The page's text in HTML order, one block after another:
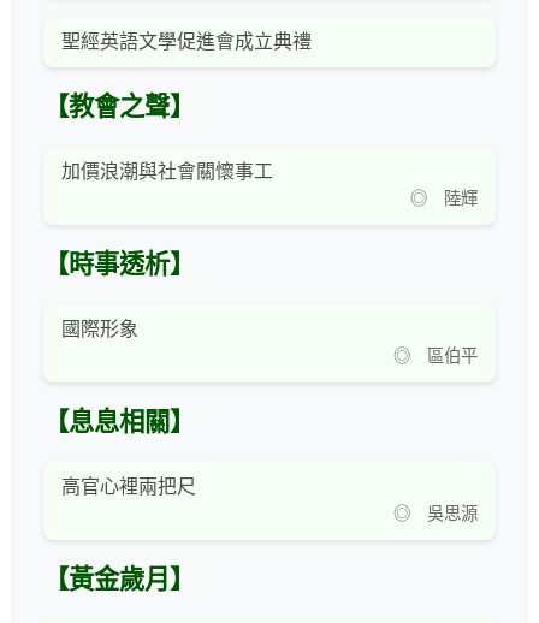
聖經英語文學促進會成立典禮
【教會之聲】
加價浪潮與社會關懷事工
◎ 陸輝
【時事透析】
國際形象
◎ 區伯平
【息息相關】
高官心裡兩把尺
◎ 吳思源
【黃金歲月】